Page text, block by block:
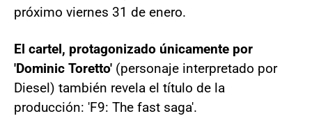
próximo viernes 31 de enero.
El cartel, protagonizado únicamente por
'Dominic Toretto' (personaje interpretado por
Diesel) también revela el título de la
producción: 'F9: The fast saga'.